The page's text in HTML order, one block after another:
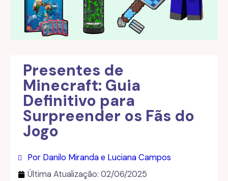
Presentes de
Minecraft: Guia
Definitivo para
Surpreender os Fãs do
Jogo
Por Danilo Miranda e Luciana Campos
Última Atualização: 02/06/2025